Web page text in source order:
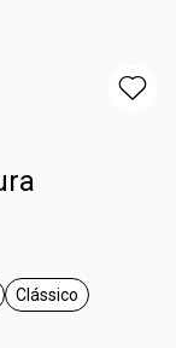
floral
etiqueta Clássico
Clássico